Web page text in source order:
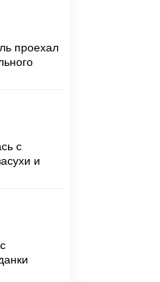
проехал
с
и